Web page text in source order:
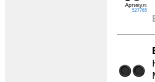
Артикул:
527765